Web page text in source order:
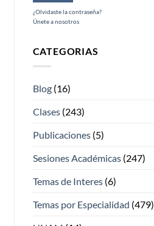
¿Olvidaste la contraseña?
Únete a nosotros
CATEGORIAS
Blog(16)
Clases(243)
Publicaciones(5)
Sesiones Académicas(247)
Temas de Interes(6)
Temas por Especialidad (479)